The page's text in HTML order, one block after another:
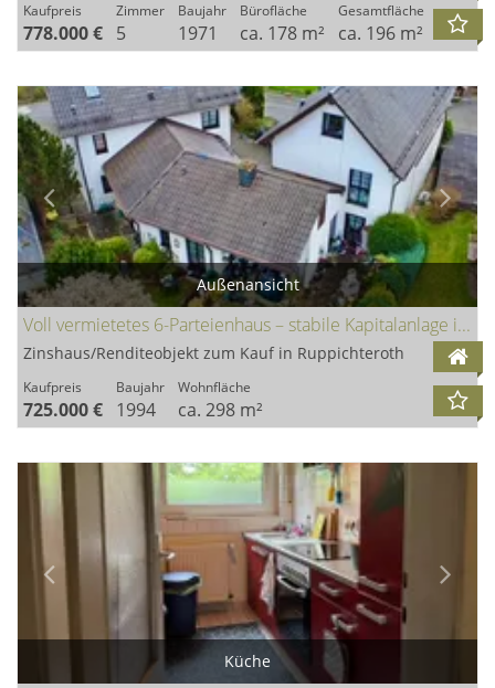
Kaufpreis
778.000 €
Zimmer
5
Baujahr
1971
Bürofläche
ca. 178 m²
Gesamtfläche
ca. 196 m²
Außenansicht
Voll vermietetes 6-Parteienhaus – stabile Kapitalanlage in Winterscheid
Zinshaus/Renditeobjekt zum Kauf in Ruppichteroth
Kaufpreis
725.000 €
Baujahr
1994
Wohnfläche
ca. 298 m²
Küche